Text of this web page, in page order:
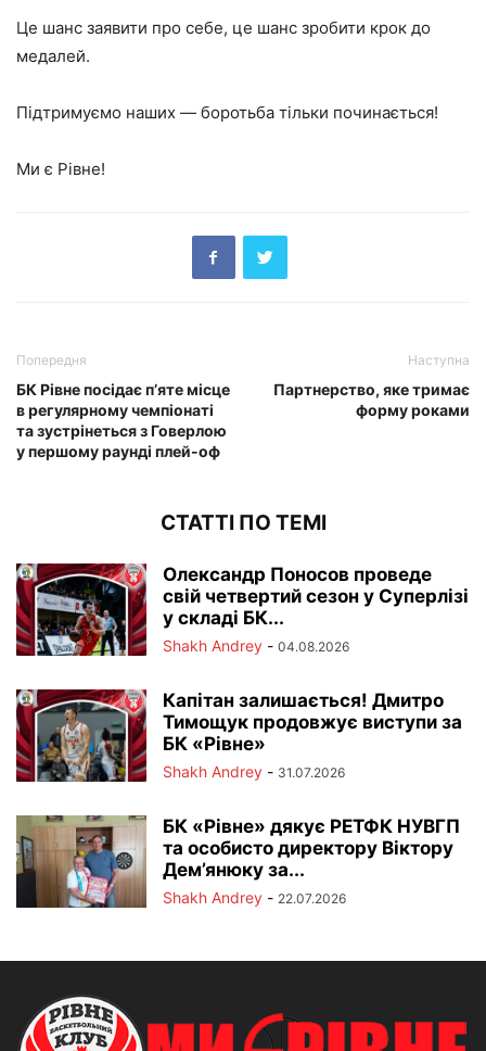
Це шанс заявити про себе, це шанс зробити крок до
медалей.
Підтримуємо наших — боротьба тільки починається!
Ми є Рівне!
Попередня
БК Рівне посідає п’яте місце
в регулярному чемпіонаті
та зустрінеться з Говерлою
у першому раунді плей-оф
Наступна
Партнерство, яке тримає
форму роками
СТАТТІ ПО ТЕМІ
Олександр Поносов проведе
свій четвертий сезон у Суперлізі
у складі БК...
Shakh Andrey - 04.08.2026
Капітан залишається! Дмитро
Тимощук продовжує виступи за
БК «Рівне»
Shakh Andrey - 31.07.2026
БК «Рівне» дякує РЕТФК НУВГП
та особисто директору Віктору
Дем’янюку за...
Shakh Andrey - 22.07.2026